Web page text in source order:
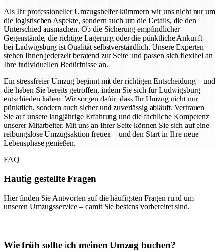
Als Ihr professioneller Umzugshelfer kümmern wir uns nicht nur um
die logistischen Aspekte, sondern auch um die Details, die den
Unterschied ausmachen. Ob die Sicherung empfindlicher
Gegenstände, die richtige Lagerung oder die pünktliche Ankunft –
bei Ludwigsburg ist Qualität selbstverständlich. Unsere Experten
stehen Ihnen jederzeit beratend zur Seite und passen sich flexibel an
Ihre individuellen Bedürfnisse an.
Ein stressfreier Umzug beginnt mit der richtigen Entscheidung – und
die haben Sie bereits getroffen, indem Sie sich für Ludwigsburg
entschieden haben. Wir sorgen dafür, dass Ihr Umzug nicht nur
pünktlich, sondern auch sicher und zuverlässig abläuft. Vertrauen
Sie auf unsere langjährige Erfahrung und die fachliche Kompetenz
unserer Mitarbeiter. Mit uns an Ihrer Seite können Sie sich auf eine
reibungslose Umzugsaktion freuen – und den Start in Ihre neue
Lebensphase genießen.
FAQ
Häufig gestellte Fragen
Hier finden Sie Antworten auf die häufigsten Fragen rund um
unseren Umzugsservice – damit Sie bestens vorbereitet sind.
Wie früh sollte ich meinen Umzug buchen?